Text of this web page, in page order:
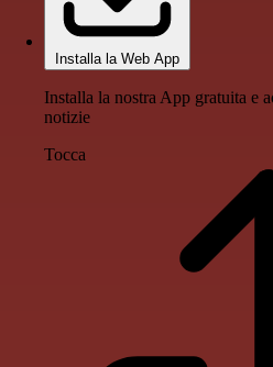
Installa la Web App
Installa la nostra App gratuita e
notizie
Tocca